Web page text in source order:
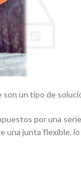
un tipo de
por una
una junta flexible,